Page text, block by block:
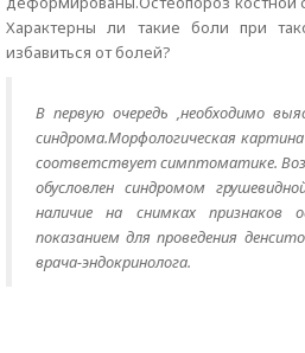
Характерны ли такие боли при
избавиться от болей?
В первую очередь ,необходимо
синдрома.Морфологическая
соответствует симптоматике.
обусловлен синдромом
наличие на снимках признаков
показанием для проведения
врача-эндокринолога.